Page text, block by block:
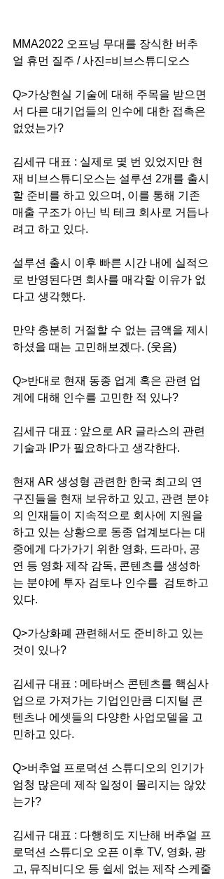
MMA2022 오프닝 무대를 장식한 버추
얼 휴먼 질주 / 사진=비브스튜디오스
Q>가상현실 기술에 대해 주목을 받으면
서 다른 대기업들의 인수에 대한 접촉은
없었는가?
김세규 대표 : 실제로 몇 번 있었지만 현
재 비브스튜디오스는 설루션 2개를 출시
할 준비를 하고 있으며, 이를 통해 기존
매출 구조가 아닌 빅 테크 회사로 거듭나
려고 하고 있다.
설루션 출시 이후 빠른 시간 내에 실적으
로 반영된다면 회사를 매각할 이유가 없
다고 생각했다.
만약 충분히 거절할 수 없는 금액을 제시
하셨을 때는 고민해보겠다. (웃음)
Q>반대로 현재 동종 업계 혹은 관련 업
계에 대해 인수를 고민한 적 있나?
김세규 대표 : 앞으로 AR 글라스의 관련
기술과 IP가 필요하다고 생각한다.
현재 AR 생성형 관련한 한국 최고의 연
구진들을 현재 보유하고 있고, 관련 분야
의 인재들이 지속적으로 회사에 지원을
하고 있는 상황으로 동종 업계보다는 대
중에게 다가가기 위한 영화, 드라마, 공
연 등 영화 제작 감독, 콘텐츠를 생성하
는 분야에 투자 검토나 인수를  검토하고
있다.
Q>가상화폐 관련해서도 준비하고 있는
것이 있나?
김세규 대표 : 메타버스 콘텐츠를 핵심사
업으로 가져가는 기업인만큼 디지털 콘
텐츠나 에셋들의 다양한 사업모델을 고
민하고 있다.
Q>버추얼 프로덕션 스튜디오의 인기가
엄청 많은데 제작 일정이 몰리지는 않았
는가?
김세규 대표 : 다행히도 지난해 버추얼 프
로덕션 스튜디오 오픈 이후 TV, 영화, 광
고, 뮤직비디오 등 쉴세 없는 제작 스케줄